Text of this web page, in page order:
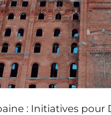
: Initiatives pour